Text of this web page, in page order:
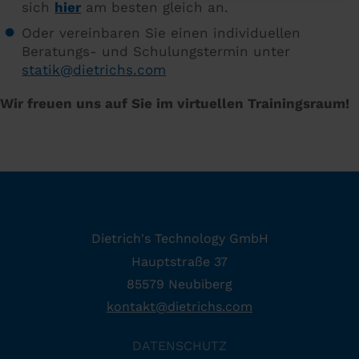
sich hier am besten gleich an.
Oder vereinbaren Sie einen individuellen
Beratungs- und Schulungstermin unter
statik@dietrichs.com
Wir freuen uns auf Sie im virtuellen Trainingsraum!
Dietrich's Technology GmbH
Hauptstraße 37
85579 Neubiberg
kontakt@dietrichs.com
DATENSCHUTZ